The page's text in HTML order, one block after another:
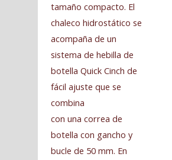
tamaño compacto. El
chaleco hidrostático se
acompaña de un
sistema de hebilla de
botella Quick Cinch de
fácil ajuste que se
combina
con una correa de
botella con gancho y
bucle de 50 mm. En